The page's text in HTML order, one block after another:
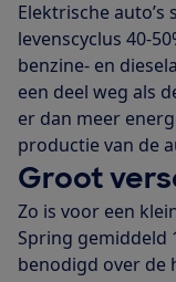
Elektrische
levenscyclus 40-
benzine- en
een deel weg als
er dan meer
productie van de
Groot
Zo is voor een
Spring gemiddeld
benodigd over de